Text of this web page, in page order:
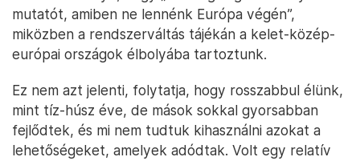
mutatót, amiben ne lennénk Európa végén”,
miközben a rendszerváltás tájékán a kelet-közép-
európai országok élbolyába tartoztunk.
Ez nem azt jelenti, folytatja, hogy rosszabbul élünk,
mint tíz-húsz éve, de mások sokkal gyorsabban
fejlődtek, és mi nem tudtuk kihasználni azokat a
lehetőségeket, amelyek adódtak. Volt egy relatív